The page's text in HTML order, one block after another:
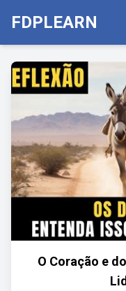
FDPLEARN
O Coração e